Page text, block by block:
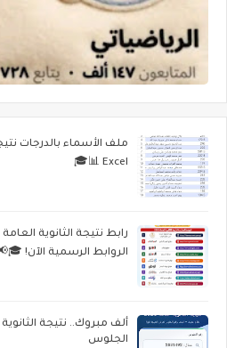
Excel 📊🎓
الروابط الرسمية الآن! 🎓📢
الجلوس